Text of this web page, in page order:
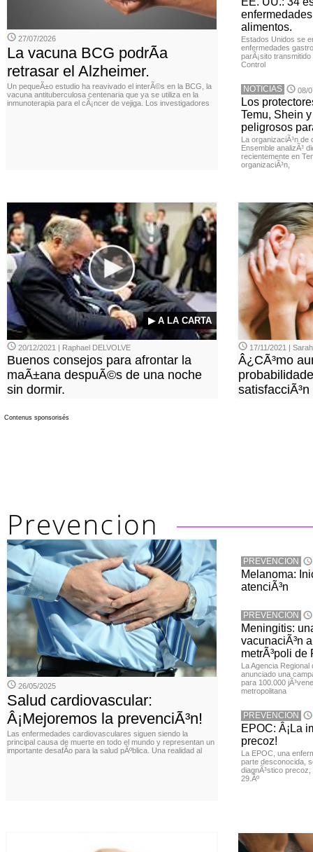
27/07/2026
La vacuna BCG podrÃ­a
retrasar el Alzheimer.
Un pequeÃ±o estudio ha reavivado el interÃ©s en la BCG, la
vacuna antituberculosa centenaria que ya se utiliza en la
inmunoterapia para el cÃ¡ncer de vejiga. Los investigadores
alimentos.
Estados Unidos se
enfermedades
parÃ¡sito
Control
NOTICIAS 08/
Los
Temu, Shein
peligrosos
La organizaciÃ³n
Ensemble analizÃ³
recientemente en
organizaciÃ³n,
▶ A LA CARTA
20/12/2021 | Raphael DELVOLVE
Buenos consejos para afrontar la
maÃ±ana despuÃ©s de una noche
sin dormir.
17/11/2021 |
Â¿CÃ³mo
Contenus sponsorisés
26/05/2025
Salud cardiovascular:
Â¡Mejoremos la prevenciÃ³n!
Las enfermedades cardiovasculares siguen siendo la
principal causa de muerte en todo el mundo y representan un
importante desafÃ­o para la salud pÃºblica. Una realidad al
PREVENCION
Melanoma:
atenciÃ³n
PREVENCION
Meningitis:
vacunaciÃ³n
metrÃ³poli de
La Agencia
anunciado una
para 100.000
metropolitana
PREVENCION
EPOC: Â¡La
precoz!
La EPOC, una
parte desconocida,
diagnÃ³stico
29.Âº